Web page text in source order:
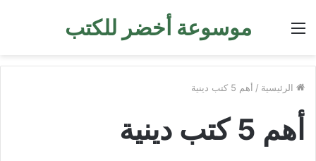
موسوعة أخضر للكتب القائمة
الرئيسية / أهم 5 كتب دينية
أهم 5 كتب دينية